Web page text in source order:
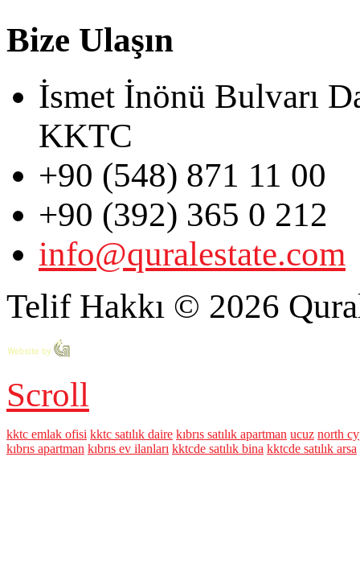
Bize Ulaşın
İsmet İnönü Bulvarı
KKTC
+90 (548) 871 11 00
+90 (392) 365 0 212
info@quralestate.com
Telif Hakkı © 2026
Scroll
kktc emlak ofisi kktc satılık daire kıbrıs satılık apartman ucuz north
kıbrıs apartman kıbrıs ev ilanları kktcde satılık bina kktcde satılık arsa